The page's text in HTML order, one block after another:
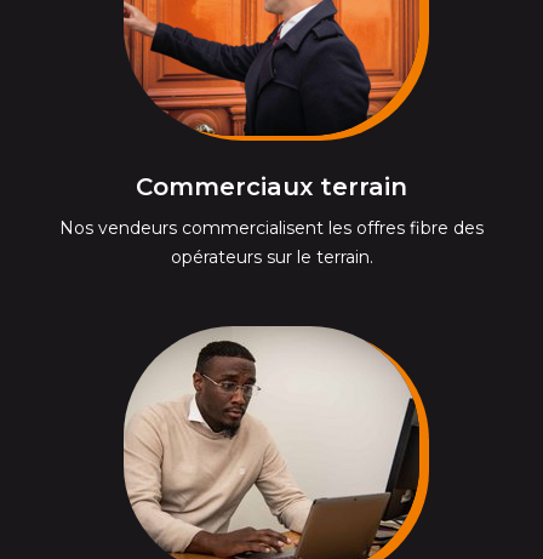
Commerciaux terrain
Nos vendeurs commercialisent les offres fibre des
opérateurs sur le terrain.